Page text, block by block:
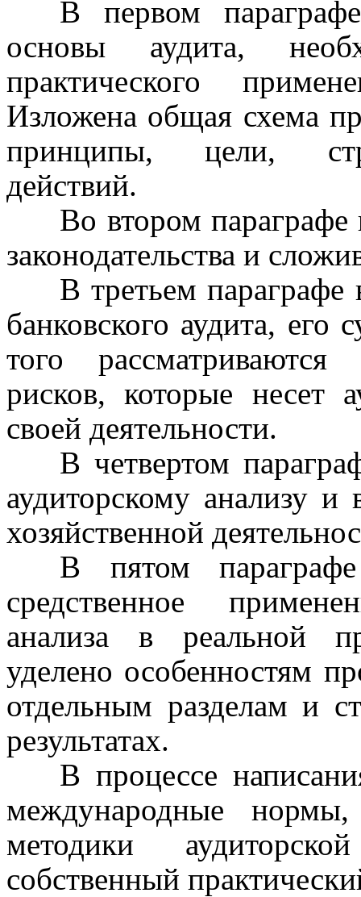
В первом
основы аудита,
практического
Изложена общая схема
принципы, цели,
действий.
Во втором параграфе
законодательства и
В третьем параграфе
банковского аудита, его
того
рисков, которые несет
своей деятельности.
В четвертом
аудиторскому анализу и
хозяйственной
В пятом
средственное
анализа в реальной
уделено особенностям
отдельным разделам и
результатах.
В процессе
международные нормы,
методики
собственный